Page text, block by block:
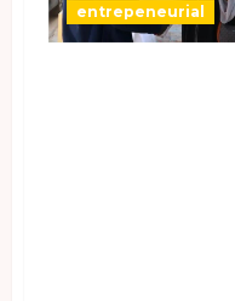
entrepeneurial